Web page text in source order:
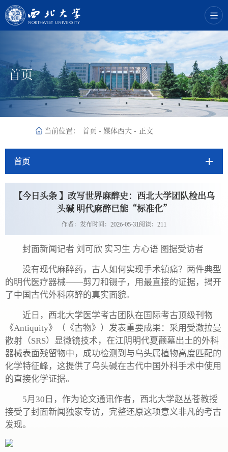
首页
当前位置： 首页 - 媒体西大 - 正文
首页
【今日头条 】改写世界麻醉史：西北大学团队检出乌
头碱 明代麻醉已能“标准化”
作者： 发布时间：2026-05-31阅读： 211
封面新闻记者 刘可欣 实习生 方心语 图据受访者
没有现代麻醉药，古人如何实现手术镇痛？两件典型
的明代医疗器械——剪刀和镊子，用最直接的证据，揭开
了中国古代外科麻醉的真实面貌。
近日，西北大学医学考古团队在国际考古顶级刊物
《Antiquity》（《古物》）发表重要成果：采用受激拉曼
散射（SRS）显微镜技术，在江阴明代夏颧墓出土的外科
器械表面残留物中，成功检测到与乌头属植物高度匹配的
化学特征峰，这提供了乌头碱在古代中国外科手术中使用
的直接化学证据。
5月30日，作为论文通讯作者，西北大学赵丛苍教授
接受了封面新闻独家专访，完整还原这项意义非凡的考古
发现。